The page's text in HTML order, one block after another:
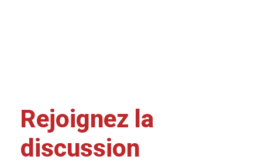
Rejoignez la
discussion